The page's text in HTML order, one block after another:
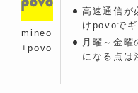
mineo
+povo
高速通信が
けpovoでギ
月曜～金
になる点は